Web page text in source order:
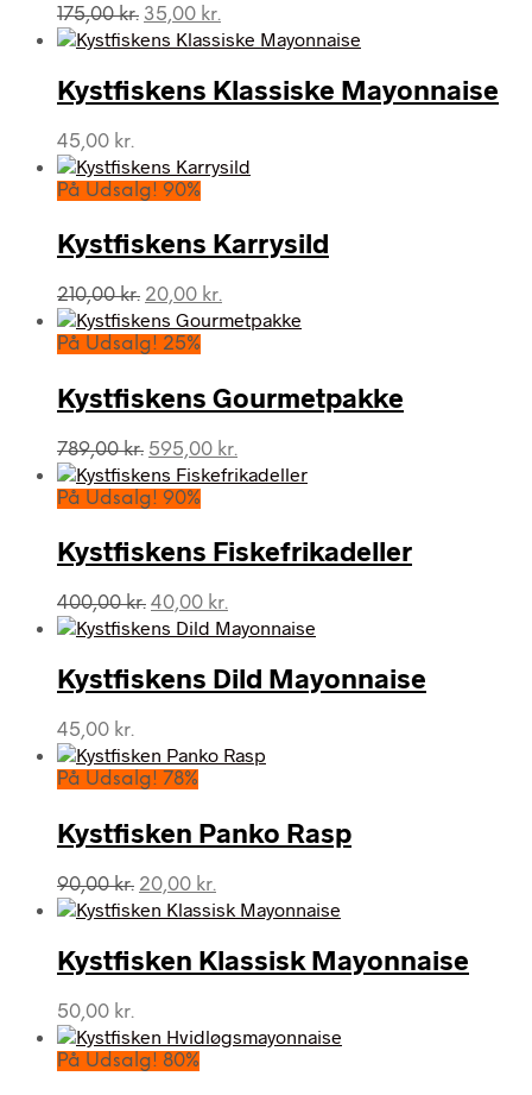
175,00kr. Den
oprindelige
var:
175,00 kr..
35,00 kr.
aktuelle
er:
35,00 kr..
Kystfiskens Klassiske Mayonnaise
45,00 kr.
På Udsalg! 90%
Kystfiskens Karrysild
210,00kr. Den
oprindelige
pris
210,00 kr..
20,00 kr.
aktuelle
20,00 kr..
På Udsalg! 25%
Kystfiskens Gourmetpakke
789,00kr. Den
oprindelige
pris
789,00 kr..
595,00 kr.
aktuelle
595,00 kr..
På Udsalg! 90%
Kystfiskens Fiskefrikadeller
400,00kr. Den
oprindelige
var:
400,00 kr..
40,00 kr.
aktuelle
er:
40,00 kr..
Kystfiskens Dild Mayonnaise
45,00 kr.
På Udsalg! 78%
Kystfisken Panko Rasp
90,00kr. Den
oprindelige
var:
90,00 kr..
20,00 kr.
aktuelle
er:
20,00 kr..
Kystfisken Klassisk Mayonnaise
50,00 kr.
På Udsalg! 80%